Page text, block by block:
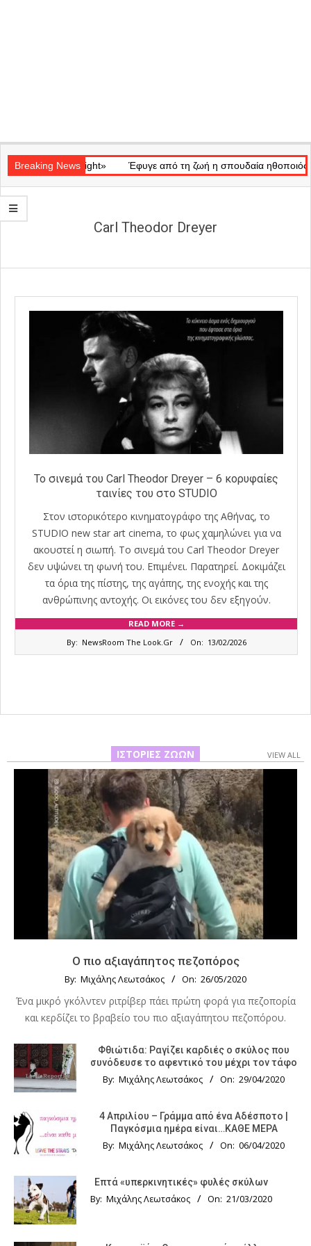
Navigation
Menu
Breaking News
«Ray of Light» Έφυγε από τη ζωή η σπουδαία ηθοποιός
Carl Theodor Dreyer
Το σινεμά του Carl Theodor Dreyer – 6 κορυφαίες
ταινίες του στο STUDIO
Στον ιστορικότερο κινηματογράφο της Αθήνας, το
STUDIO new star art cinema, το φως χαμηλώνει για να
ακουστεί η σιωπή. Το σινεμά του Carl Theodor Dreyer
δεν υψώνει τη φωνή του. Επιμένει. Παρατηρεί. Δοκιμάζει
τα όρια της πίστης, της αγάπης, της ενοχής και της
ανθρώπινης αντοχής. Οι εικόνες του δεν εξηγούν.
READ MORE →
By: NewsRoom The Look.Gr On: 13/02/2026
ΙΣΤΟΡΊΕΣ ΖΏΩΝ VIEW ALL
Ο πιο αξιαγάπητος πεζοπόρος
By: Μιχάλης Λεωτσάκος On: 26/05/2020
Ένα μικρό γκόλντεν ριτρίβερ πάει πρώτη φορά για πεζοπορία
και κερδίζει το βραβείο του πιο αξιαγάπητου πεζοπόρου.
Φθιώτιδα: Ραγίζει καρδιές ο σκύλος που
συνόδευσε το αφεντικό του μέχρι τον τάφο
By: Μιχάλης Λεωτσάκος On: 29/04/2020
4 Απριλίου – Γράμμα από ένα Αδέσποτο |
Παγκόσμια ημέρα είναι…ΚΑΘΕ ΜΕΡΑ
By: Μιχάλης Λεωτσάκος On: 06/04/2020
Επτά «υπερκινητικές» φυλές σκύλων
By: Μιχάλης Λεωτσάκος On: 21/03/2020